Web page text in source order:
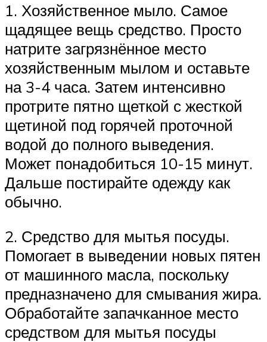
1. Хозяйственное мыло. Самое
щадящее вещь средство. Просто
натрите загрязнённое место
хозяйственным мылом и оставьте
на 3-4 часа. Затем интенсивно
протрите пятно щеткой с жесткой
щетиной под горячей проточной
водой до полного выведения.
Может понадобиться 10-15 минут.
Дальше постирайте одежду как
обычно.
2. Средство для мытья посуды.
Помогает в выведении новых пятен
от машинного масла, поскольку
предназначено для смывания жира.
Обработайте запачканное место
средством для мытья посуды